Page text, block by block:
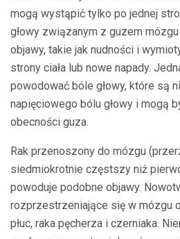
mogą wystąpić tylko po jednej
głowy związanym z guzem
objawy, takie jak nudności i
strony ciała lub nowe napady.
powodować bóle głowy, które są
napięciowego bólu głowy i mogą
obecności guza.
Rak przenoszony do mózgu
siedmiokrotnie częstszy niż
powoduje podobne objawy.
rozprzestrzeniające się w mózgu
płuc, raka pęcherza i czerniaka.